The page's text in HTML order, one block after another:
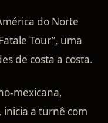
do Norte
Tour”, uma
de costa a costa.
mexicana,
a turnê com